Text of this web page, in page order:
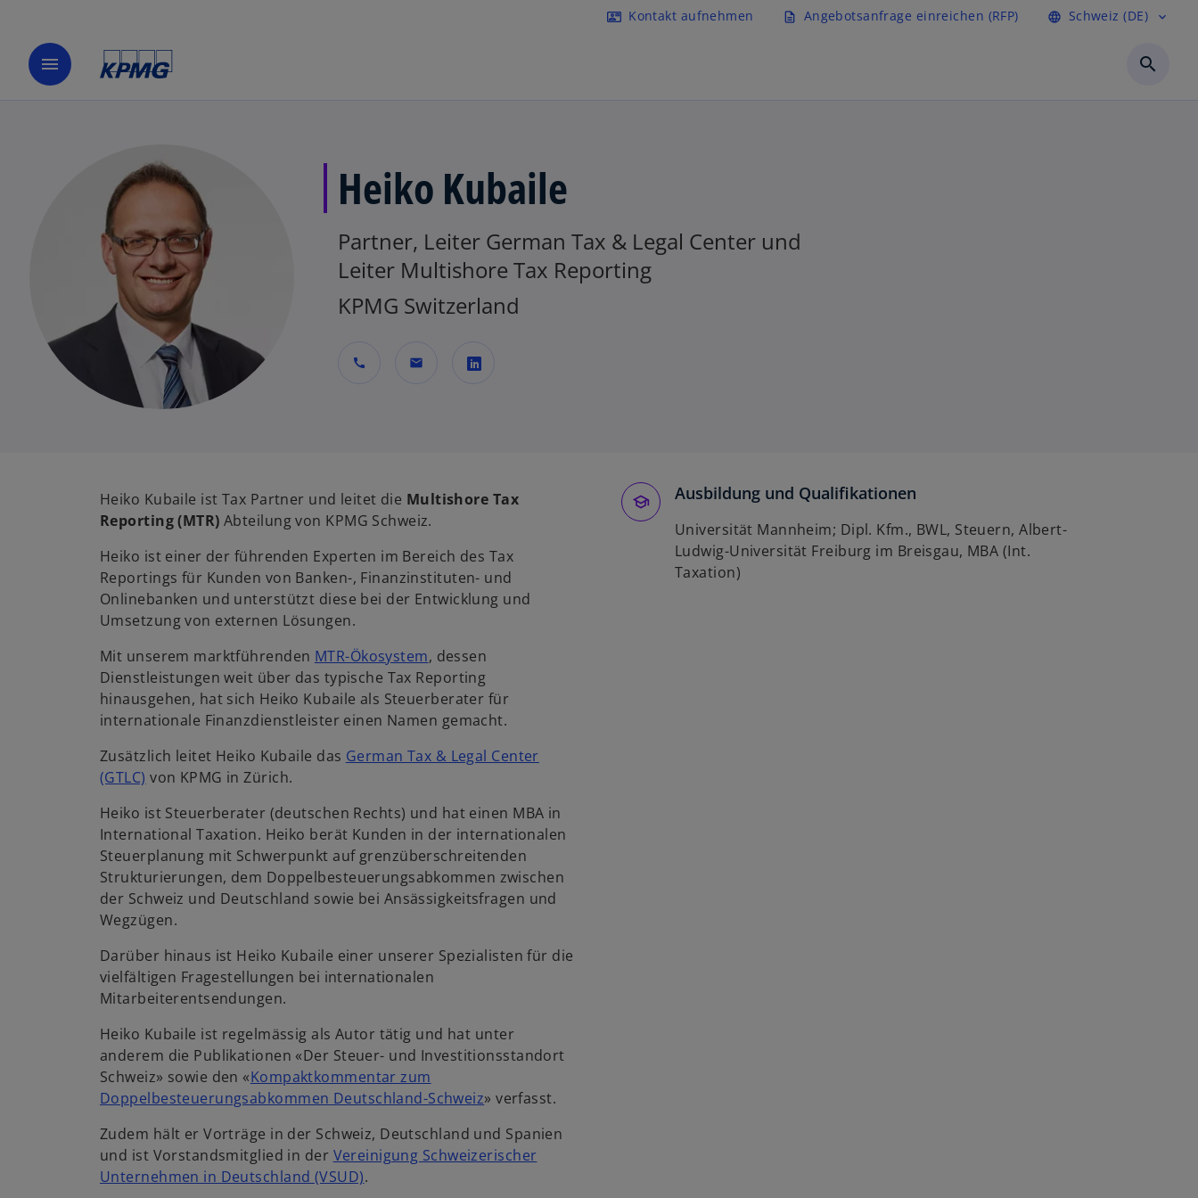
Navigation überspringen
contact_mail Kontakt aufnehmen description Angebotsanfrage einreichen (RFP) language Schweiz (DE) expand_more
menu search
Heiko Kubaile
Partner, Leiter German Tax & Legal Center und
Leiter Multishore Tax Reporting
KPMG Switzerland
call mail
n
i
n
e
e
u
e
n
e
i
s
t
e
r
r
e
ö
f
n
e
Heiko Kubaile ist Tax Partner und leitet die Multishore Tax
Reporting (MTR)Abteilung von KPMG Schweiz.
Heiko ist einer der führenden Experten im Bereich des Tax
Reportings für Kunden von Banken-, Finanzinstituten- und
Onlinebanken und unterstützt diese bei der Entwicklung und
Umsetzung von externen Lösungen.
Mit unserem marktführenden MTR-Ökosystem, dessen
Dienstleistungen weit über das typische Tax Reporting
hinausgehen, hat sich Heiko Kubaile als Steuerberater für
internationale Finanzdienstleister einen Namen gemacht.
Zusätzlich leitet Heiko Kubaile das German Tax & Legal Center
(GTLC) von KPMG in Zürich.
Heiko ist Steuerberater (deutschen Rechts) und hat einen MBA in
International Taxation. Heiko berät Kunden in der internationalen
Steuerplanung mit Schwerpunkt auf grenzüberschreitenden
Strukturierungen, dem Doppelbesteuerungsabkommen zwischen
der Schweiz und Deutschland sowie bei Ansässigkeitsfragen und
Wegzügen.
Darüber hinaus ist Heiko Kubaile einer unserer Spezialisten für die
vielfältigen Fragestellungen bei internationalen
Mitarbeiterentsendungen.
Heiko Kubaile ist regelmässig als Autor tätig und hat unter
anderem die Publikationen «Der Steuer- und Investitionsstandort
Schweiz» sowie den «Kompaktkommentar zum
Doppelbesteuerungsabkommen Deutschland-Schweizw
r
d
» verfasst.
Zudem hält er Vorträge in der Schweiz, Deutschland und Spanien
und ist Vorstandsmitglied in der Vereinigung Schweizerischer
Unternehmen in Deutschland (VSUD)w.
Ausbildung und Qualifikationen
Universität Mannheim; Dipl. Kfm., BWL, Steuern, Albert-
Ludwig-Universität Freiburg im Breisgau, MBA (Int.
Taxation)